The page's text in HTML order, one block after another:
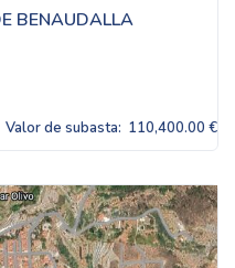
BENAUDALLA
Valor de subasta: 110,400.00 €